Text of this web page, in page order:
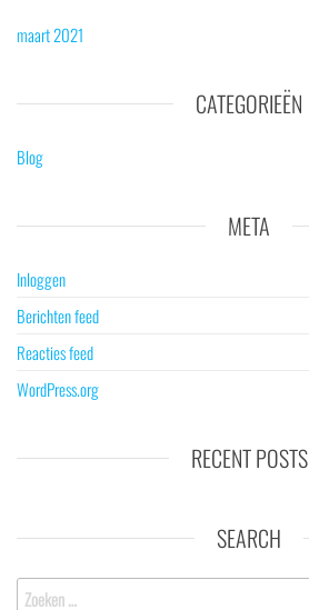
maart 2021
CATEGORIEËN
Blog
META
Inloggen
Berichten feed
Reacties feed
WordPress.org
RECENT POSTS
SEARCH
Zoeken